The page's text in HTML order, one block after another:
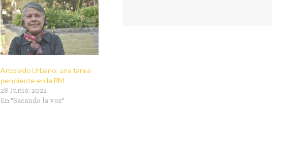
Arbolado Urbano: una tarea
pendiente en la RM
28 Junio, 2022
En "Sacando la voz"